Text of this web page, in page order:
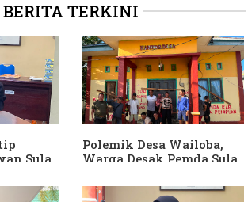
BERITA TERKINI
Sula,
Polemik Desa Wailoba,
Warga Desak Pemda Sula
APH Usut Dugaan